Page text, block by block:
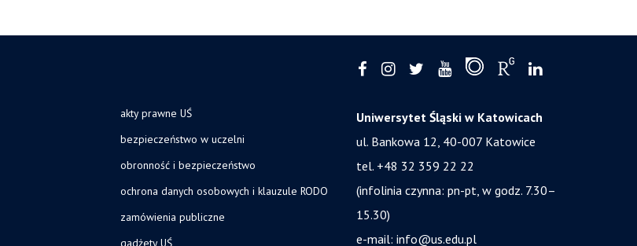
akty prawne UŚ
bezpieczeństwo w uczelni
obronność i bezpieczeństwo
ochrona danych osobowych i klauzule RODO
zamówienia publiczne
gadżety UŚ
Uniwersytet Śląski w Katowicach
ul. Bankowa 12, 40-007 Katowice
tel. +48 32 359 22 22
(infolinia czynna: pn-pt, w godz. 7.30–
15.30)
e-mail: info@us.edu.pl